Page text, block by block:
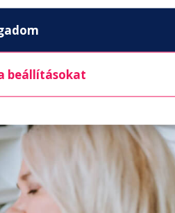
beállításokat